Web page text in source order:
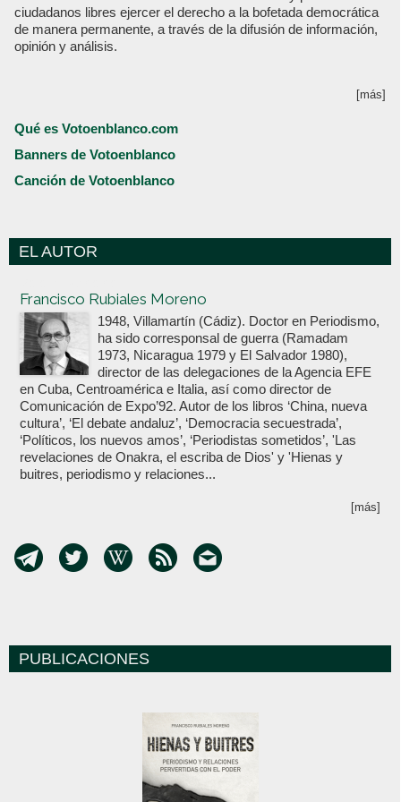
ciudadanos libres ejercer el derecho a la bofetada democrática
de manera permanente, a través de la difusión de información,
opinión y análisis.
[más]
Qué es Votoenblanco.com
Banners de Votoenblanco
Canción de Votoenblanco
EL AUTOR
Francisco Rubiales Moreno
1948, Villamartín (Cádiz). Doctor en Periodismo,
ha sido corresponsal de guerra (Ramadam
1973, Nicaragua 1979 y El Salvador 1980),
director de las delegaciones de la Agencia EFE
en Cuba, Centroamérica e Italia, así como director de
Comunicación de Expo’92. Autor de los libros ‘China, nueva
cultura’, ‘El debate andaluz’, ‘Democracia secuestrada’,
‘Políticos, los nuevos amos’, ‘Periodistas sometidos’, 'Las
revelaciones de Onakra, el escriba de Dios' y 'Hienas y
buitres, periodismo y relaciones...
[más]
PUBLICACIONES